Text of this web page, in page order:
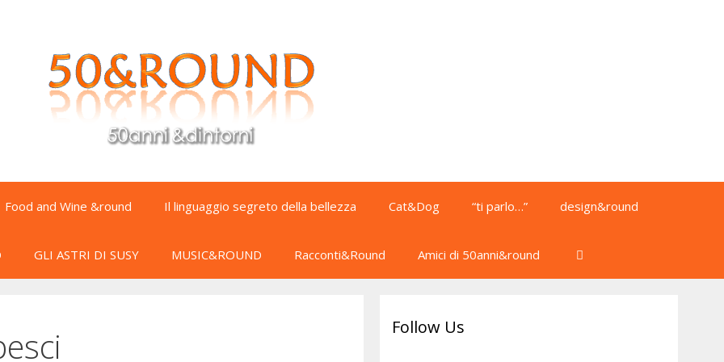
Food and Wine &round Il linguaggio segreto della bellezza Cat&Dog “ti parlo…” design&round
GLI ASTRI DI SUSY MUSIC&ROUND Racconti&Round Amici di 50anni&round
Follow Us